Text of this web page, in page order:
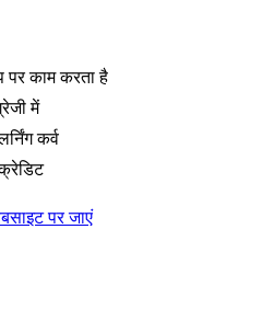
पर काम करता है
में
कर्व
पर जाएं